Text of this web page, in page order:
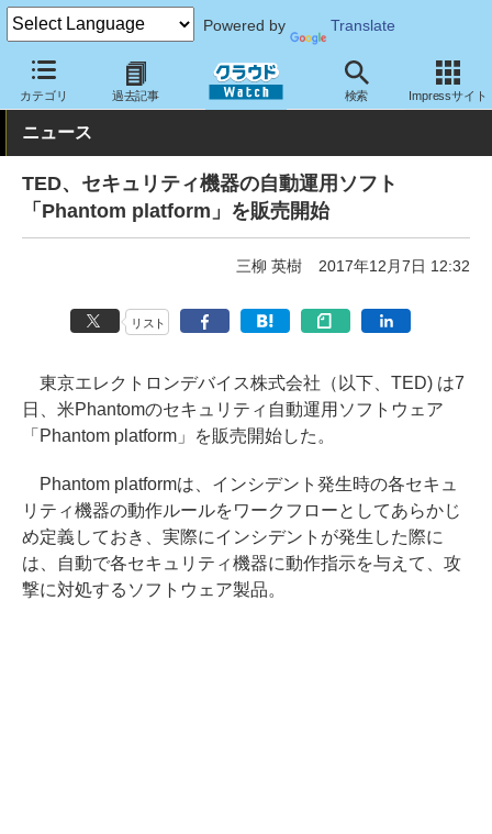
Powered by Translate
カテゴリ 過去記事 検索 Impressサイト
クラウド Watch セキュリティ セキュリティソフト
ニュース
TED、セキュリティ機器の自動運用ソフト
「Phantom platform」を販売開始
三柳 英樹 2017年12月7日 12:32
リスト
東京エレクトロンデバイス株式会社（以下、TED) は7
日、米Phantomのセキュリティ自動運用ソフトウェア
「Phantom platform」を販売開始した。
Phantom platformは、インシデント発生時の各セキュ
リティ機器の動作ルールをワークフローとしてあらかじ
め定義しておき、実際にインシデントが発生した際に
は、自動で各セキュリティ機器に動作指示を与えて、攻
撃に対処するソフトウェア製品。